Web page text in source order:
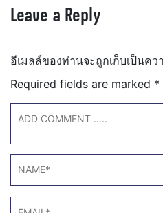
Leave a Reply
อีเมลล์ของท่านจะถูกเก็บเป็นคว
Required fields are marked *